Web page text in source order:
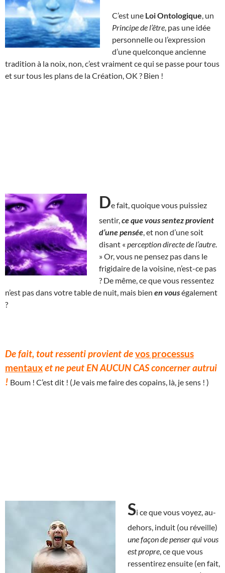
C’est une Loi Ontologique , un
Principe de l’être , pas une idée
personnelle ou l’expression
d’une quelconque ancienne
tradition à la noix, non, c’est vraiment ce qui se passe pour tous
et sur tous les plans de la Création, OK ? Bien !
De fait, quoique vous puissiez
sentir, ce que vous sentez provient
d’une pensée , et non d’une soit
disant « perception directe de l’autre
» Or, vous ne pensez pas dans le
frigidaire de la voisine, n’est-ce pas
? De même, ce que vous ressentez
n’est pas dans votre table de nuit, mais bien en vouségalement
?
De fait, tout ressenti provient devos processus
mentauxet ne peut EN AUCUN CAS concerner autrui
! Boum ! C’est dit ! (Je vais me faire des copains, là, je sens ! )
Si ce que vous voyez, au-
dehors, induit (ou réveille)
une façon de penser qui vous
est propre , ce que vous
ressentirez ensuite (en fait,